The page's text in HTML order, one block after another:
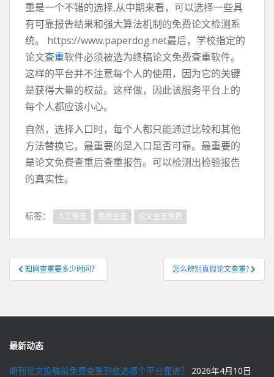
重是一个不错的选择,从中期来看，可以选择一些具
有可靠报告结果和强大算法机制的免费论文检测系
统。 https://www.paperdog.net最后，学校指定的
论文查重软件必须被选为终稿论文免费查重软件。
这样的平台并不注意每个人的使用，因为它的关键
是获得大量的权益。这样做，因此该服务平台上的
每个人都应该小心。
自然，选择入口时，每个人都只能通过比较和其他
方法替换它。最重要的是入口是否可靠。最重要的
是论文免费查重后查重报告。可以检测出检验报告
的真实性。
标签： 人工降重 免费查重 论文查重免费
文
章
航
知网查重要多少时间？ 怎么辨别真假论文查重?
最新动态
期刊论文投稿前免费查重到底选哪个平台靠谱？ 2026年4月10日